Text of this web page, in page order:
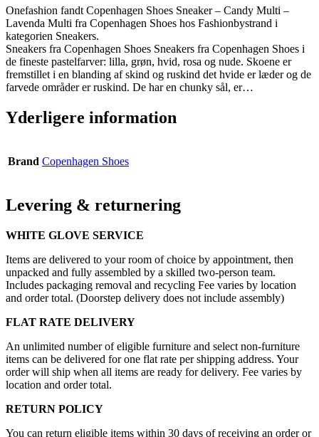
Onefashion fandt Copenhagen Shoes Sneaker – Candy Multi –
Lavenda Multi fra Copenhagen Shoes hos Fashionbystrand i
kategorien Sneakers.
Sneakers fra Copenhagen Shoes Sneakers fra Copenhagen Shoes i
de fineste pastelfarver: lilla, grøn, hvid, rosa og nude. Skoene er
fremstillet i en blanding af skind og ruskind det hvide er læder og de
farvede områder er ruskind. De har en chunky sål, er…
Yderligere information
Brand Copenhagen Shoes
Levering & returnering
WHITE GLOVE SERVICE
Items are delivered to your room of choice by appointment, then
unpacked and fully assembled by a skilled two-person team.
Includes packaging removal and recycling Fee varies by location
and order total. (Doorstep delivery does not include assembly)
FLAT RATE DELIVERY
An unlimited number of eligible furniture and select non-furniture
items can be delivered for one flat rate per shipping address. Your
order will ship when all items are ready for delivery. Fee varies by
location and order total.
RETURN POLICY
You can return eligible items within 30 days of receiving an order or